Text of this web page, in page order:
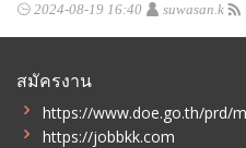
2024-08-19 16:40 suwasan.k
สมัครงาน
https://www.doe.go.th/prd/
https://jobbkk.com